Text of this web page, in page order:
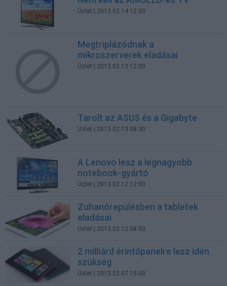
Üzlet | 2013.02.14 12:00
Megtriplázódnak a
mikroszerverek eladásai
Üzlet | 2013.02.13 12:00
Tarolt az ASUS és a Gigabyte
Üzlet | 2013.02.13 08:30
A Lenovo lesz a legnagyobb
notebook-gyártó
Üzlet | 2013.02.12 12:00
Zuhanórepülésben a tabletek
eladásai
Üzlet | 2013.02.12 08:00
2 milliárd érintőpanelre lesz idén
szükség
Üzlet | 2013.02.07 15:00